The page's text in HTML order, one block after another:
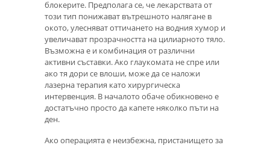
блокерите. Предполага се, че лекарствата от
този тип понижават вътрешното налягане в
окото, улесняват оттичането на водния хумор и
увеличават прозрачността на цилиарното тяло.
Възможна е и комбинация от различни
активни съставки. Ако глаукомата не спре или
ако тя дори се влоши, може да се наложи
лазерна терапия като хирургическа
интервенция. В началото обаче обикновено е
достатъчно просто да капете няколко пъти на
ден.
Ако операцията е неизбежна, пристанището за